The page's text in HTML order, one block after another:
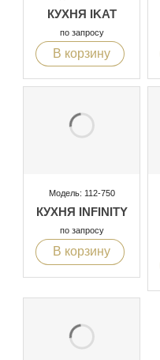
КУХНЯ IKAT
по запросу
В корзину
Модель: 112-750
КУХНЯ INFINITY
по запросу
В корзину